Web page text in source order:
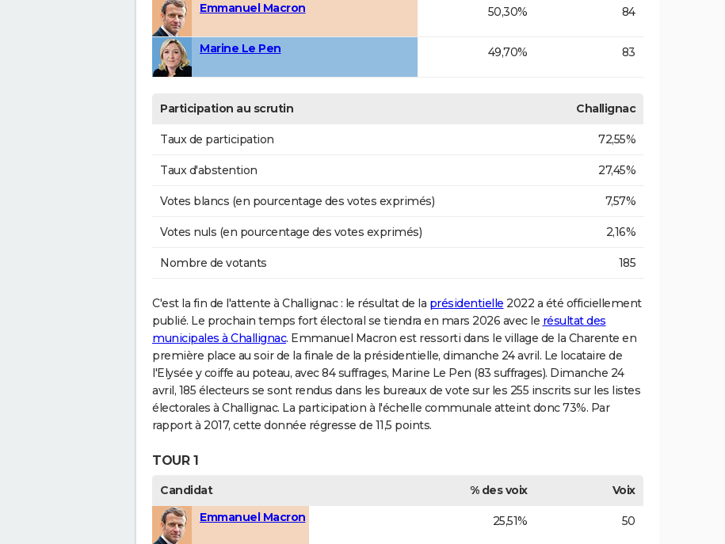
Emmanuel Macron
50,30% 84
Marine Le Pen 49,70% 83
Participation au scrutin Challignac
Taux de participation 72,55%
Taux d'abstention 27,45%
Votes blancs (en pourcentage des votes exprimés) 7,57%
Votes nuls (en pourcentage des votes exprimés) 2,16%
Nombre de votants 185
C'est la fin de l'attente à Challignac : le résultat de la présidentielle 2022 a été officiellement
publié. Le prochain temps fort électoral se tiendra en mars 2026 avec le résultat des
municipales à Challignac. Emmanuel Macron est ressorti dans le village de la Charente en
première place au soir de la finale de la présidentielle, dimanche 24 avril. Le locataire de
l'Elysée y coiffe au poteau, avec 84 suffrages, Marine Le Pen (83 suffrages). Dimanche 24
avril, 185 électeurs se sont rendus dans les bureaux de vote sur les 255 inscrits sur les listes
électorales à Challignac. La participation à l'échelle communale atteint donc 73%. Par
rapport à 2017, cette donnée régresse de 11,5 points.
TOUR 1
Candidat % des voix
Voix
Emmanuel Macron
25,51% 50